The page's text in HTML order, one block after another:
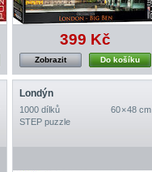
399 Kč
Do košíku
Zobrazit
Londýn
1000 dílků
60 × 48 cm
STEP puzzle